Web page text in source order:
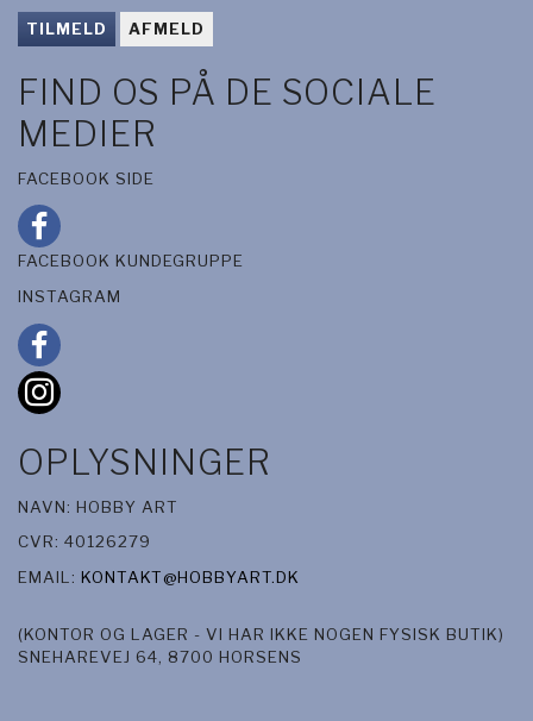
TILMELD AFMELD
FIND OS PÅ DE SOCIALE
MEDIER
FACEBOOK SIDE
FACEBOOK KUNDEGRUPPE
INSTAGRAM
OPLYSNINGER
NAVN: HOBBY ART
CVR: 40126279
EMAIL: KONTAKT@HOBBYART.DK
(KONTOR OG LAGER - VI HAR IKKE NOGEN FYSISK BUTIK)
SNEHAREVEJ 64, 8700 HORSENS